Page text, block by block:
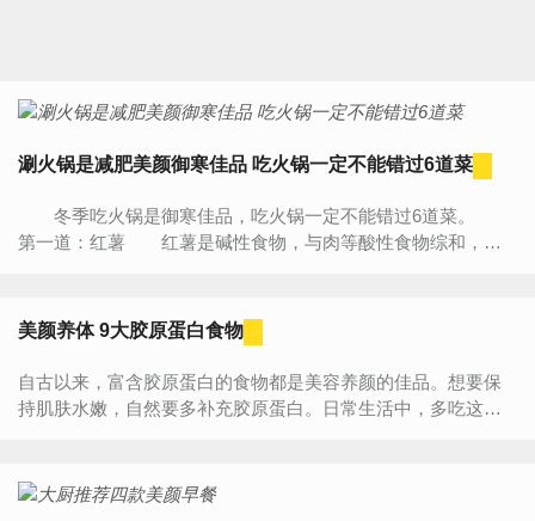
涮火锅是减肥美颜御寒佳品 吃火锅一定不能错过6道菜
冬季吃火锅是御寒佳品，吃火锅一定不能错过6道菜。
第一道：红薯 红薯是碱性食物，与肉等酸性食物综和，能
美颜养体 9大胶原蛋白食物
自古以来，富含胶原蛋白的食物都是美容养颜的佳品。想要保
持肌肤水嫩，自然要多补充胶原蛋白。日常生活中，多吃这些